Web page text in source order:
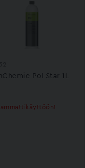
Pol Star 1L
ammattikäyttöön!